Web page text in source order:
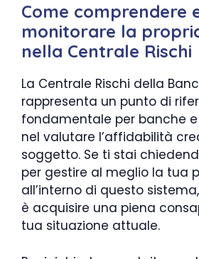
Come comprendere
monitorare la
nella Centrale Rischi
La Centrale Rischi della
rappresenta un punto di
fondamentale per banche
nel valutare l’affidabilità
soggetto. Se ti stai
per gestire al meglio la tua
all’interno di questo
è acquisire una piena
tua situazione attuale.